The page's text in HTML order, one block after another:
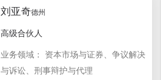
刘亚奇德州
高级合伙人
业务领域： 资本市场与证券、争议解决
与诉讼、刑事辩护与代理